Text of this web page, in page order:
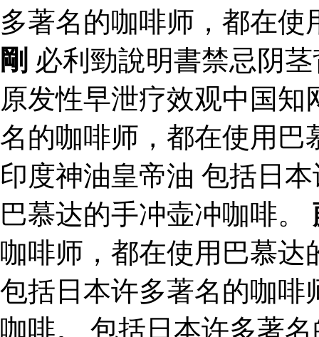
多著名的咖啡师，都在
剛 必利勁說明書禁忌阴
原发性早泄疗效观中国知
名的咖啡师，都在使用巴
印度神油皇帝油 包括日
巴慕达的手冲壶冲咖啡。
咖啡师，都在使用巴慕
包括日本许多著名的咖啡
咖啡。 包括日本许多著